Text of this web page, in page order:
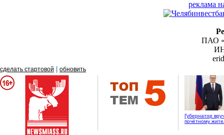
реклама
ПАО
сделать стартовой обновить
Губернатор
почётному